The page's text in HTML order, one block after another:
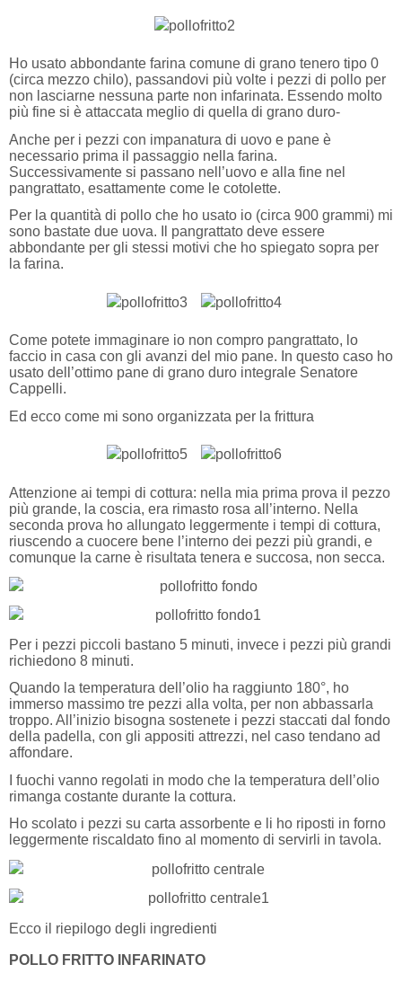
Ho usato abbondante farina comune di grano tenero tipo 0
(circa mezzo chilo), passandovi più volte i pezzi di pollo per
non lasciarne nessuna parte non infarinata. Essendo molto
più fine si è attaccata meglio di quella di grano duro-
Anche per i pezzi con impanatura di uovo e pane è
necessario prima il passaggio nella farina.
Successivamente si passano nell’uovo e alla fine nel
pangrattato, esattamente come le cotolette.
Per la quantità di pollo che ho usato io (circa 900 grammi) mi
sono bastate due uova. Il pangrattato deve essere
abbondante per gli stessi motivi che ho spiegato sopra per
la farina.
Come potete immaginare io non compro pangrattato, lo
faccio in casa con gli avanzi del mio pane. In questo caso ho
usato dell’ottimo pane di grano duro integrale Senatore
Cappelli.
Ed ecco come mi sono organizzata per la frittura
Attenzione ai tempi di cottura: nella mia prima prova il pezzo
più grande, la coscia, era rimasto rosa all’interno. Nella
seconda prova ho allungato leggermente i tempi di cottura,
riuscendo a cuocere bene l’interno dei pezzi più grandi, e
comunque la carne è risultata tenera e succosa, non secca.
Per i pezzi piccoli bastano 5 minuti, invece i pezzi più grandi
richiedono 8 minuti.
Quando la temperatura dell’olio ha raggiunto 180°, ho
immerso massimo tre pezzi alla volta, per non abbassarla
troppo. All’inizio bisogna sostenete i pezzi staccati dal fondo
della padella, con gli appositi attrezzi, nel caso tendano ad
affondare.
I fuochi vanno regolati in modo che la temperatura dell’olio
rimanga costante durante la cottura.
Ho scolato i pezzi su carta assorbente e li ho riposti in forno
leggermente riscaldato fino al momento di servirli in tavola.
Ecco il riepilogo degli ingredienti
POLLO FRITTO INFARINATO